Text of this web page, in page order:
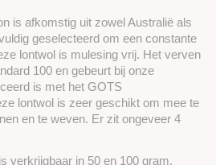
is afkomstig uit zowel Australië als
geselecteerd om een ​​constante
lontwol is mulesing vrij. Het verven
100 en gebeurt bij onze
is met het GOTS
lontwol is zeer geschikt om mee te
en te weven. Er zit ongeveer 4
verkrijgbaar in 50 en 100 gram.